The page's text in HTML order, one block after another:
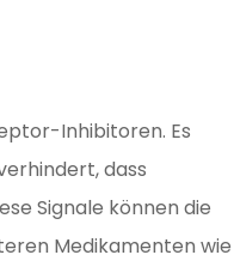
Inhibitoren. Es
dass
Signale können die
Medikamenten wie